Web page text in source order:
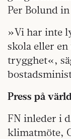
Per Bolund
»Vi har inte
skola eller
trygghet«,
Press på
FN inleder i
klimatmöte,